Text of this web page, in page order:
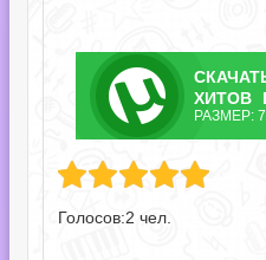
ХИТОВ
ВЫПУСК
РАЗМЕР:
Русский выпуск часть 2.torrent
Голосов:2 чел.